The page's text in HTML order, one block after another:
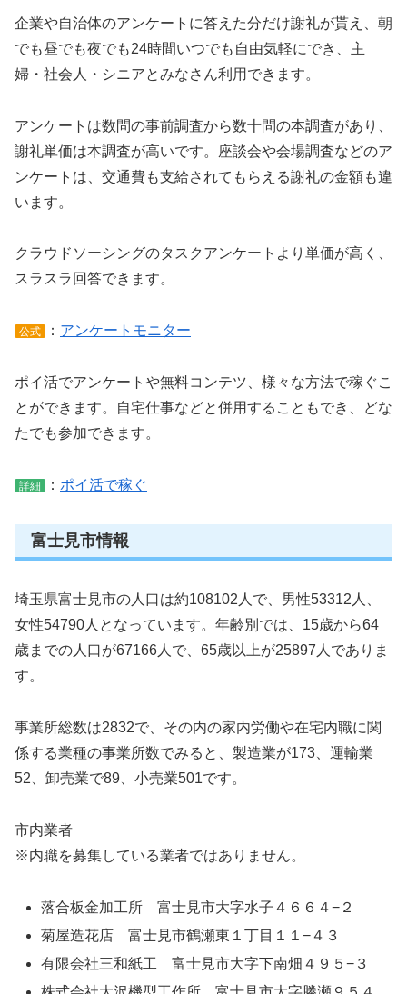
企業や自治体のアンケートに答えた分だけ謝礼が貰え、朝
でも昼でも夜でも24時間いつでも自由気軽にでき、主
婦・社会人・シニアとみなさん利用できます。
アンケートは数問の事前調査から数十問の本調査があり、
謝礼単価は本調査が高いです。座談会や会場調査などのア
ンケートは、交通費も支給されてもらえる謝礼の金額も違
います。
クラウドソーシングのタスクアンケートより単価が高く、
スラスラ回答できます。
公式 ： アンケートモニター
ポイ活でアンケートや無料コンテツ、様々な方法で稼ぐこ
とができます。自宅仕事などと併用することもでき、どな
たでも参加できます。
詳細 ： ポイ活で稼ぐ
富士見市情報
埼玉県富士見市の人口は約108102人で、男性53312人、
女性54790人となっています。年齢別では、15歳から64
歳までの人口が67166人で、65歳以上が25897人でありま
す。
事業所総数は2832で、その内の家内労働や在宅内職に関
係する業種の事業所数でみると、製造業が173、運輸業
52、卸売業で89、小売業501です。
市内業者
※内職を募集している業者ではありません。
落合板金加工所 富士見市大字水子４６６４−２
菊屋造花店 富士見市鶴瀬東１丁目１１−４３
有限会社三和紙工 富士見市大字下南畑４９５−３